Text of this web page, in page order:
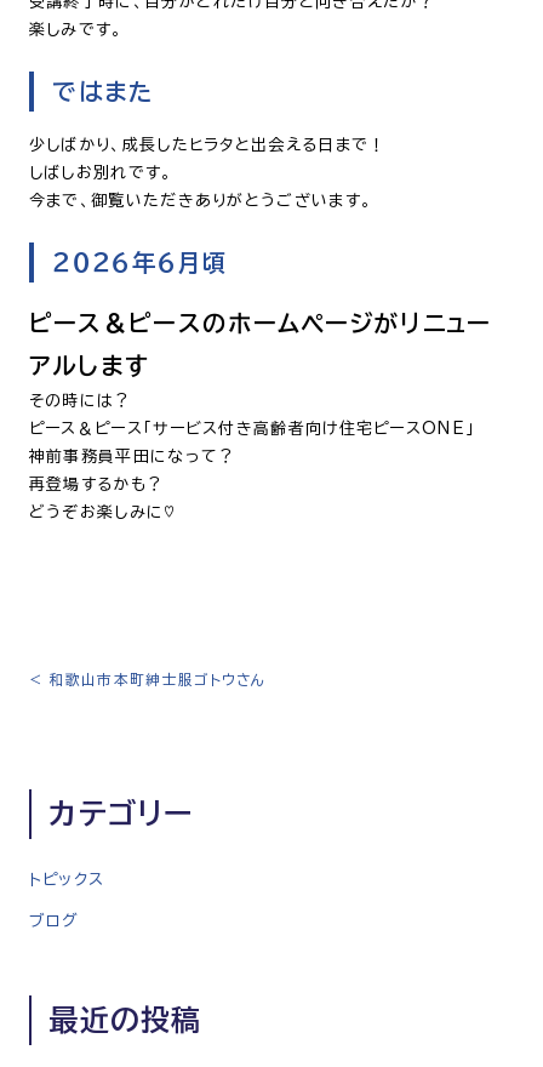
楽しみです。
ではまた
少しばかり、成長したヒラタと出会える日まで！
しばしお別れです。
今まで、御覧いただきありがとうございます。
２０２６年６月頃
ピース＆ピースのホームページがリニュー
アルします
その時には？
ピース＆ピース「サービス付き高齢者向け住宅ピースONE」
神前事務員平田になって？
再登場するかも？
どうぞお楽しみに♡
投
ゲ
シ
ン
< 和歌山市本町紳士服ゴトウさん
カテゴリー
トピックス
ブログ
最近の投稿